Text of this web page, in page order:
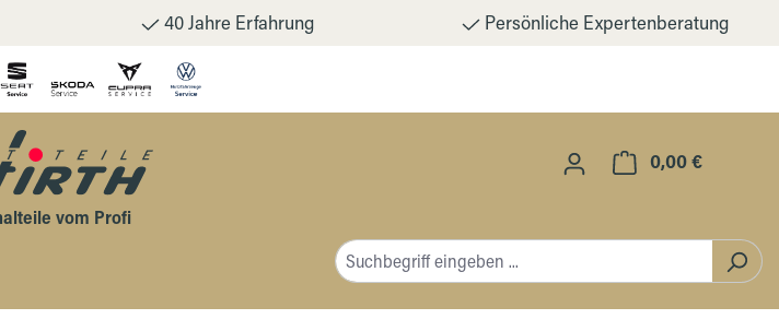
40 Jahre Erfahrung Persönliche Expertenberatung
0,00 €
vom Profi